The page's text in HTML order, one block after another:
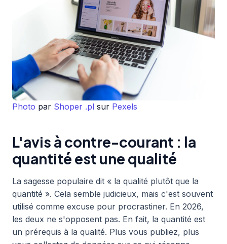
Photo par Shoper .pl sur Pexels
L'avis à contre-courant : la
quantité est une qualité
La sagesse populaire dit « la qualité plutôt que la
quantité ». Cela semble judicieux, mais c'est souvent
utilisé comme excuse pour procrastiner. En 2026,
les deux ne s'opposent pas. En fait, la quantité est
un prérequis à la qualité. Plus vous publiez, plus